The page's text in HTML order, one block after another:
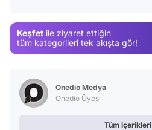
Keşfet ile ziyaret ettiğin
tüm kategorileri tek akışta gör!
Onedio Medya
Onedio Üyesi
Tüm içerikleri